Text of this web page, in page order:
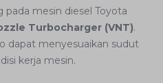
mesin diesel Toyota
Turbocharger (VNT).
dapat menyesuaikan sudut
kerja mesin.